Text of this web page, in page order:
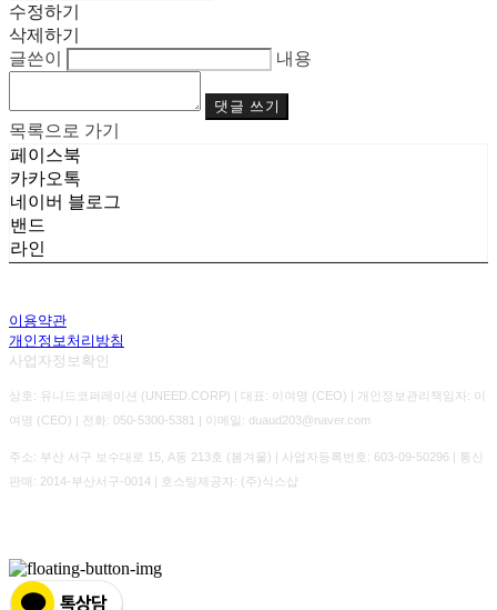
수정하기
삭제하기
글쓴이
내용
댓글 쓰기
목록으로 가기
페이스북
카카오톡
네이버 블로그
밴드
라인
이용약관
개인정보처리방침
사업자정보확인
상호: 유니드코퍼레이션 (UNEED.CORP) | 대표: 이여명 (CEO) | 개인정보관리책임자: 이
여명 (CEO) | 전화: 050-5300-5381 | 이메일: duaud203@naver.com
주소: 부산 서구 보수대로 15, A동 213호 (봄겨울) | 사업자등록번호: 603-09-50296 | 통신
판매: 2014-부산서구-0014 | 호스팅제공자: (주)식스샵